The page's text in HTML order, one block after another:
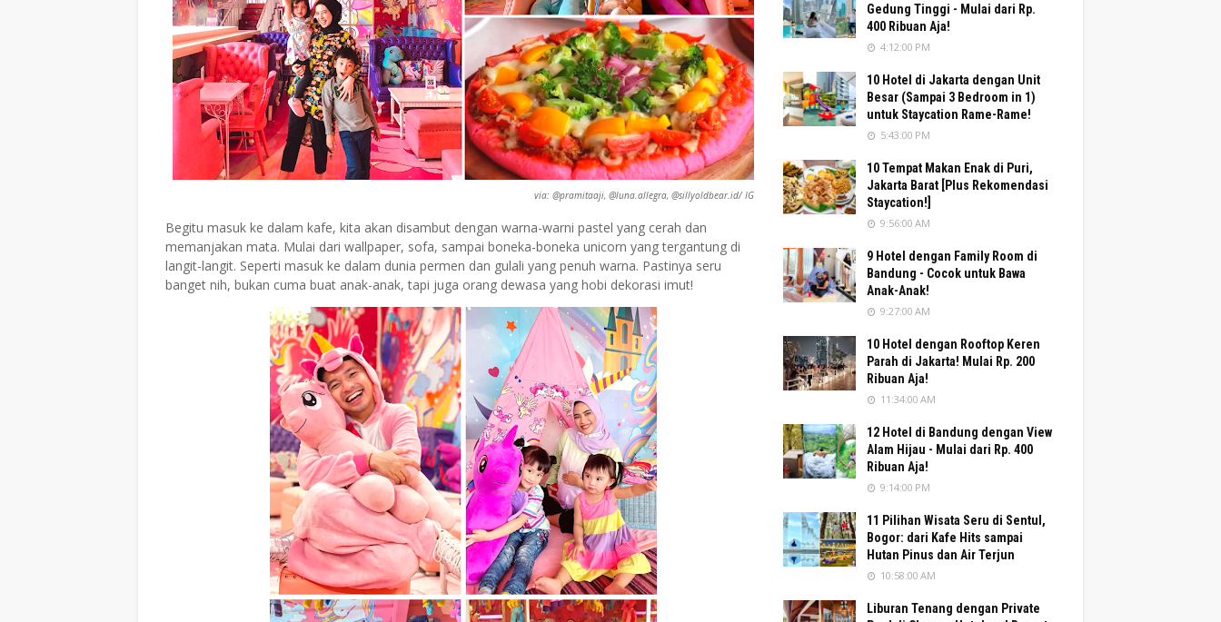
via: @pramitaaji, @luna.allegra, @sillyoldbear.id/ IG
Begitu masuk ke dalam kafe, kita akan disambut dengan warna-warni pastel yang cerah dan
memanjakan mata. Mulai dari wallpaper, sofa, sampai boneka-boneka unicorn yang tergantung di
langit-langit. Seperti masuk ke dalam dunia permen dan gulali yang penuh warna. Pastinya seru
banget nih, bukan cuma buat anak-anak, tapi juga orang dewasa yang hobi dekorasi imut!
Gedung Tinggi - Mulai dari Rp.
400 Ribuan Aja!
4:12:00 PM
10 Hotel di Jakarta dengan Unit
Besar (Sampai 3 Bedroom in 1)
untuk Staycation Rame-Rame!
5:43:00 PM
10 Tempat Makan Enak di Puri,
Jakarta Barat [Plus Rekomendasi
Staycation!]
9:56:00 AM
9 Hotel dengan Family Room di
Bandung - Cocok untuk Bawa
Anak-Anak!
9:27:00 AM
10 Hotel dengan Rooftop Keren
Parah di Jakarta! Mulai Rp. 200
Ribuan Aja!
11:34:00 AM
12 Hotel di Bandung dengan View
Alam Hijau - Mulai dari Rp. 400
Ribuan Aja!
9:14:00 PM
11 Pilihan Wisata Seru di Sentul,
Bogor: dari Kafe Hits sampai
Hutan Pinus dan Air Terjun
10:58:00 AM
Liburan Tenang dengan Private